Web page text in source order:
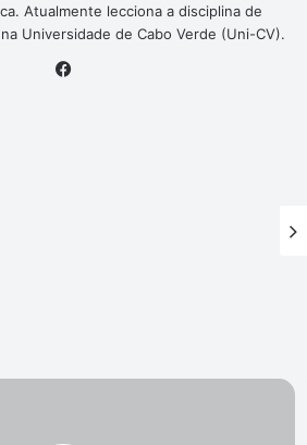
Atualmente lecciona a disciplina de
Universidade de Cabo Verde (Uni-CV).